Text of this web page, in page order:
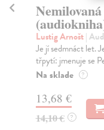
Nemilovaná
Lustig Arnošt|
Nemilovaná (Z
audiokniha je
Na stiahnutie